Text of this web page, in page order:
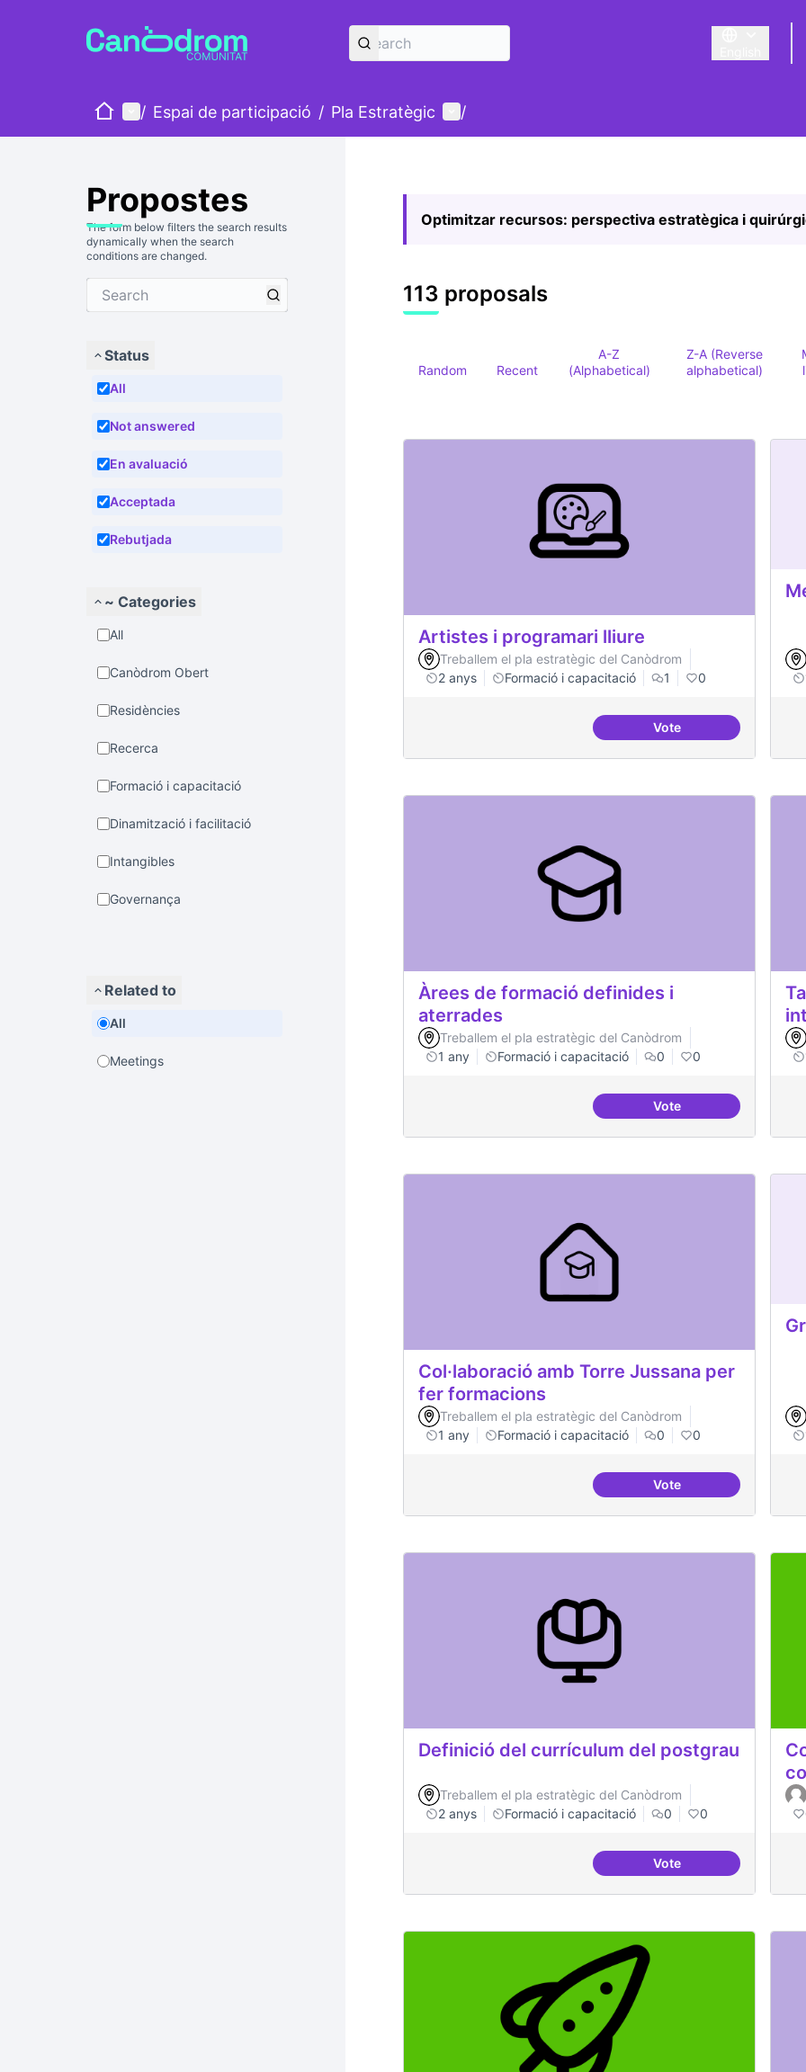
Triar la llengua
HomeMain menu
/ Espai de participació / Pla Estratègic User menu
/
Propostes
The form below filters the search results
dynamically when the search
conditions are changed.
Status
All
Not answered
En avaluació
Acceptada
Rebutjada
~ Categories
All
Canòdrom Obert
Residències
Recerca
Formació i capacitació
Dinamització i facilitació
Intangibles
Governança
Related to
All
Meetings
Optimitzar recursos: perspectiva estratègica i
113 proposals
Random Recent
A-Z
(Alphabetical)
Z-A (Reverse
alphabetical)
Artistes i programari lliure
Treballem el pla estratègic del Canòdrom
2 anys
Formació i capacitació 1 0
VoteArtistes i programari
Àrees de formació definides i
aterrades
Treballem el pla estratègic del Canòdrom
1 any
Formació i capacitació 0 0
VoteÀrees de formació
Col·laboració amb Torre Jussana per
fer formacions
Treballem el pla estratègic del Canòdrom
1 any
Formació i capacitació 0 0
VoteCol·laboració amb
Definició del currículum del postgrau
Treballem el pla estratègic del Canòdrom
2 anys
Formació i capacitació 0 0
VoteDefinició del